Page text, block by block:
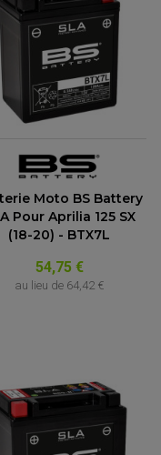
Moto BS Battery
Pour Aprilia 125 SX
(18-20) - BTX7L
54,75 €
au lieu de 64,42 €